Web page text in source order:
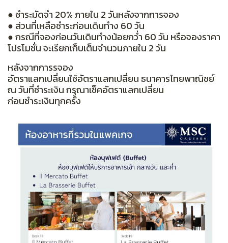
● ชำระมัดจำ 20% ภายใน 2 วันหลังจากการจอง
● ส่วนที่เหลือชำระก่อนเดินทำง 60 วัน
● กรณีที่จองก่อนวันเดินทำงน้อยกว่ำ 60 วัน หรือจองราคา
โปรโมชั่น จะเรียกเก็บเต็มจำนวนภายใน 2 วัน
หลังจากการรจอง
อัตราแลกเปลี่ยนใช้อัตราแลกเปลี่ยน ธนาคารไทยพาณิชย์
ณ วันที่ชำระเงิน กรุณาเช็คอัตราแลกเปลี่ยน
ก่อนชำระเงินทุกครั้ง